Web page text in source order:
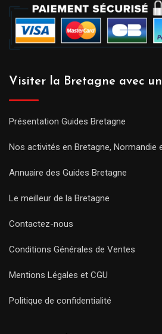
Visiter la Bretagne avec
Présentation Guides Bretagne
Nos activités en Bretagne, Normandie
Annuaire des Guides Bretagne
Le meilleur de la Bretagne
Contactez-nous
Conditions Générales de Ventes
Mentions Légales et CGU
Politique de confidentialité